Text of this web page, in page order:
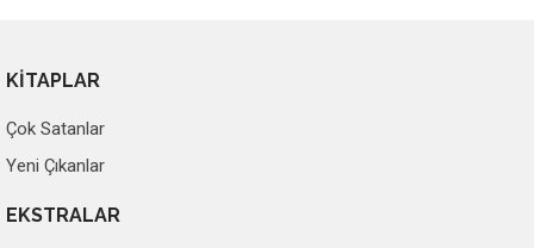
KİTAPLAR
Çok Satanlar
Yeni Çıkanlar
EKSTRALAR